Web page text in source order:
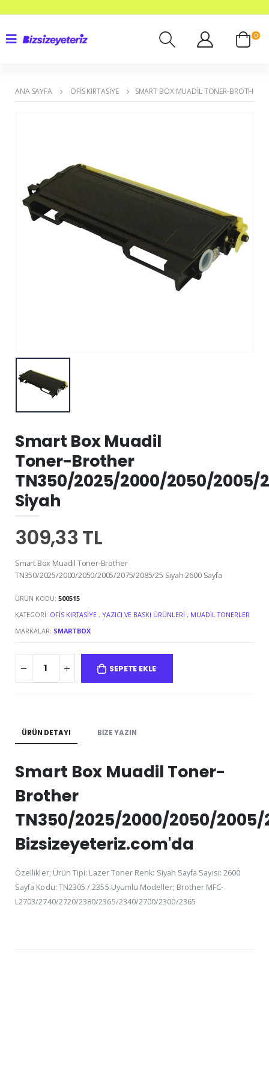
0
ANA SAYFA OFIS KIRTASIYE SMART BOX MUADIL TONER-
Smart Box Muadil
Toner-Brother
TN350/2025/2000/2050/2005/
Siyah
309,33 TL
Smart Box Muadil Toner-Brother
TN350/2025/2000/2050/2005/2075/2085/25 Siyah 2600 Sayfa
ÜRÜN KODU:500515
KATEGORI: OFIS KIRTASIYE ,YAZICI VE BASKI ÜRÜNLERI , MUADIL TONERLER
MARKALAR: SMARTBOX
SEPETE EKLE
ÜRÜN DETAYI BIZE YAZIN
Smart Box Muadil Toner-
Brother
TN350/2025/2000/2050/
Bizsizeyeteriz.com'da
Özellikler; Ürün Tipi: Lazer Toner Renk: Siyah Sayfa Sayısı: 2600
Sayfa Kodu: TN2305 / 2355 Uyumlu Modeller; Brother MFC-
L2703/2740/2720/2380/2365/2340/2700/2300/2365